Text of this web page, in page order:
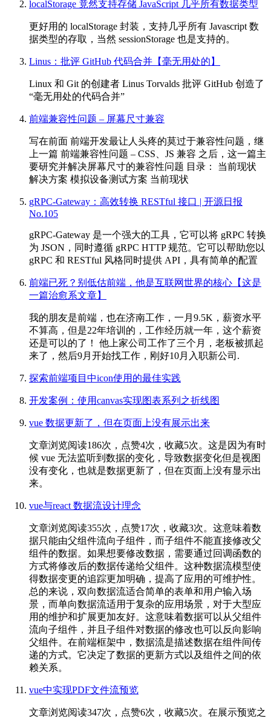
localStorage 竟然支持存储 JavaScript 几乎所有数据类型
更好用的 localStorage 封装，支持几乎所有 Javascript 数
据类型的存取，当然 sessionStorage 也是支持的。
Linus：批评 GitHub 代码合并【毫无用处的】
Linux 和 Git 的创建者 Linus Torvalds 批评 GitHub 创造了
“毫无用处的代码合并”
前端兼容性问题 – 屏幕尺寸兼容
写在前面 前端开发最让人头疼的莫过于兼容性问题，继
上一篇 前端兼容性问题 – CSS、JS 兼容 之后，这一篇主
要研究并解决屏幕尺寸的兼容性问题 目录： 当前现状
解决方案 模拟设备测试方案 当前现状
gRPC-Gateway：高效转换 RESTful 接口 | 开源日报
No.105
gRPC-Gateway 是一个强大的工具，它可以将 gRPC 转换
为 JSON，同时遵循 gRPC HTTP 规范。它可以帮助您以
gRPC 和 RESTful 风格同时提供 API，具有简单的配置
前端已死？别低估前端，他是互联网世界的核心【这是
一篇治愈系文章】
我的朋友是前端，也在济南工作，一月9.5K，薪资水平
不算高，但是22年培训的，工作经历就一年，这个薪资
还是可以的了！ 他上家公司工作了三个月，老板被抓起
来了，然后9月开始找工作，刚好10月入职新公司.
探索前端项目中icon使用的最佳实践
开发案例：使用canvas实现图表系列之折线图
vue 数据更新了，但在页面上没有展示出来
文章浏览阅读186次，点赞4次，收藏5次。这是因为有时
候 vue 无法监听到数据的变化，导致数据变化但是视图
没有变化，也就是数据更新了，但在页面上没有显示出
来。
vue与react 数据流设计理念
文章浏览阅读355次，点赞17次，收藏3次。这意味着数
据只能由父组件流向子组件，而子组件不能直接修改父
组件的数据。如果想要修改数据，需要通过回调函数的
方式将修改后的数据传递给父组件。这种数据流模型使
得数据变更的追踪更加明确，提高了应用的可维护性。
总的来说，双向数据流适合简单的表单和用户输入场
景，而单向数据流适用于复杂的应用场景，对于大型应
用的维护和扩展更加友好。这意味着数据可以从父组件
流向子组件，并且子组件对数据的修改也可以反向影响
父组件。在前端框架中，数据流是描述数据在组件间传
递的方式。它决定了数据的更新方式以及组件之间的依
赖关系。
vue中实现PDF文件流预览
文章浏览阅读347次，点赞6次，收藏5次。在展示预览之